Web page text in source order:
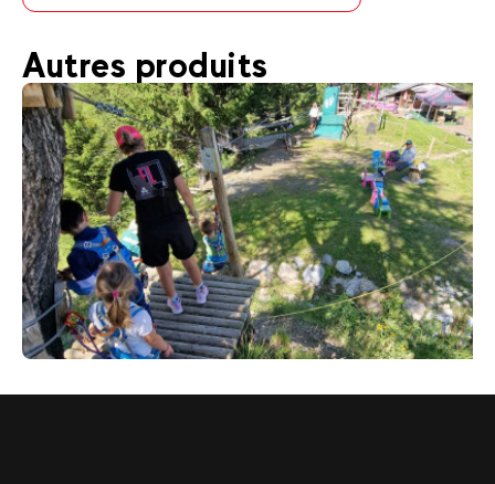
Autres produits
La Plagne Altitude
18€